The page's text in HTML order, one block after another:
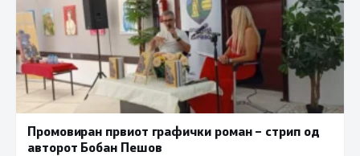
Промовиран првиот графички роман – стрип од
авторот Бобан Пешов